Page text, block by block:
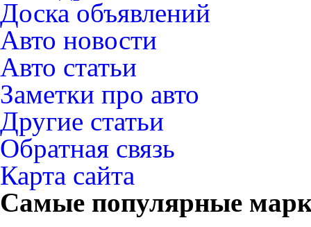
Доска объявлений
Авто новости
Авто статьи
Заметки про авто
Другие статьи
Обратная связь
Карта сайта
Самые популярные